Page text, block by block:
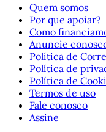
Quem somos
Por que apoiar?
Como
Anuncie
Política de
Política de
Política de
Termos de uso
Fale conosco
Assine